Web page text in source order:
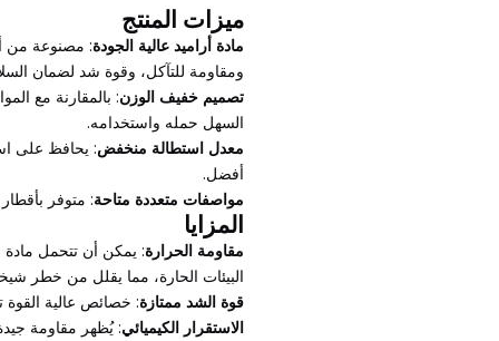
ميزات المنتج
مادة أراميد عالية الجودة: مصنوعة من
ومقاومة للتآكل، وقوة شد لضمان
تصميم خفيف الوزن: بالمقارنة مع
السهل حمله واستخدامه.
معدل استطالة منخفض: يحافظ على
أفضل.
مواصفات متعددة متاحة: متوفر
المزايا
مقاومة الحرارة: يمكن أن تتحمل مادة
البيئات الحارة، مما يقلل من خطر
قوة الشد ممتازة: خصائص عالية القوة
الاستقرار الكيميائي: يُظهر مقاومة جيدة